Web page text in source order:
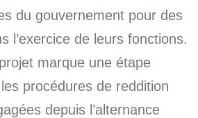
du gouvernement pour des
l’exercice de leurs fonctions.
marque une étape
procédures de reddition
depuis l’alternance